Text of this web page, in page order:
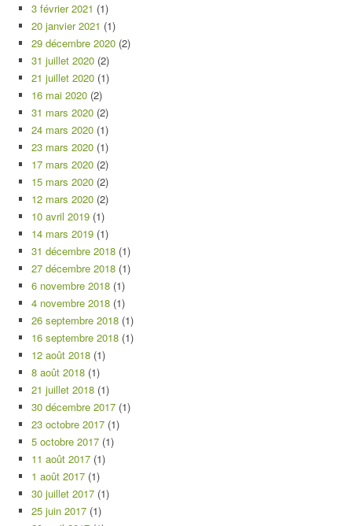
3 février 2021 (1)
20 janvier 2021 (1)
29 décembre 2020 (2)
31 juillet 2020 (2)
21 juillet 2020 (1)
16 mai 2020 (2)
31 mars 2020 (2)
24 mars 2020 (1)
23 mars 2020 (1)
17 mars 2020 (2)
15 mars 2020 (2)
12 mars 2020 (2)
10 avril 2019 (1)
14 mars 2019 (1)
31 décembre 2018 (1)
27 décembre 2018 (1)
6 novembre 2018 (1)
4 novembre 2018 (1)
26 septembre 2018 (1)
16 septembre 2018 (1)
12 août 2018 (1)
8 août 2018 (1)
21 juillet 2018 (1)
30 décembre 2017 (1)
23 octobre 2017 (1)
5 octobre 2017 (1)
11 août 2017 (1)
1 août 2017 (1)
30 juillet 2017 (1)
25 juin 2017 (1)